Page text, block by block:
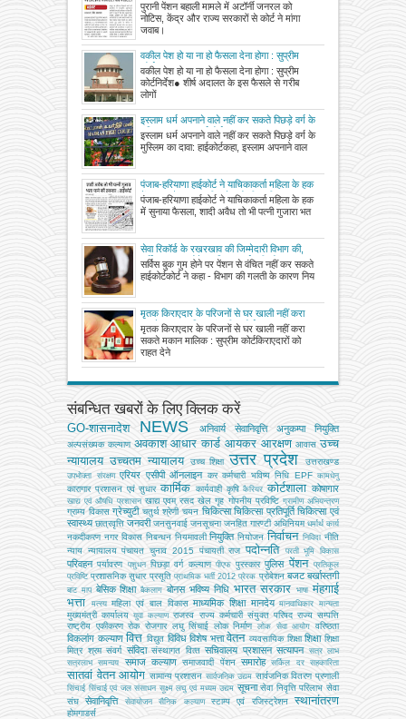
नोटिस, केंद्र और राज्य सरकारों से कोर्ट ने मांगा
जवाब
पुरानी पेंशन बहाली मामले में अटॉर्नी जनरल को
नोटिस, केंद्र और राज्य सरकारों से कोर्ट ने मांगा
जवाब।
वकील पेश हो या ना हो फैसला देना होगा : सुप्रीम
कोर्ट
वकील पेश हो या ना हो फैसला देना होगा : सुप्रीम
कोर्टनिर्देश● शीर्ष अदालत के इस फैसले से गरीब
लोगों
इस्लाम धर्म अपनाने वाले नहीं कर सकते पिछड़े वर्ग के
मुस्लिम का दावा: हाईकोर्ट
इस्लाम धर्म अपनाने वाले नहीं कर सकते पिछड़े वर्ग के
मुस्लिम का दावा: हाईकोर्टकहा, इस्लाम अपनाने वाल
पंजाब-हरियाणा हाईकोर्ट ने याचिकाकर्ता महिला के हक
में सुनाया फैसला, शादी अवैध तो भी पत्नी गुजारा भत्ता
पाने की हकदार
पंजाब-हरियाणा हाईकोर्ट ने याचिकाकर्ता महिला के हक
में सुनाया फैसला, शादी अवैध तो भी पत्नी गुजारा भत
सेवा रिकॉर्ड के रखरखाव की जिम्मेदारी विभाग की,
सर्विस बुक गुम होने पर विभाग कर्मचारी को
नियमितीकरण और पेंशन से वंचित नहीं कर सकता –
इलाहाबाद हाईकोर्ट
सर्विस बुक गुम होने पर पेंशन से वंचित नहीं कर सकते
हाईकोर्टकोर्ट ने कहा - विभाग की गलती के कारण निय
मृतक किराएदार के परिजनों से घर खाली नहीं करा
सकते मकान मालिक : सुप्रीम कोर्ट
मृतक किराएदार के परिजनों से घर खाली नहीं करा
सकते मकान मालिक : सुप्रीम कोर्टकिराएदारों को
राहत देने
संबन्धित खबरों के लिए क्लिक करें
GO-शासनादेश NEWS अनिवार्य सेवानिवृत्ति अनुकम्पा नियुक्ति
अल्‍पसंख्‍यक कल्‍याण अवकाश आधार कार्ड आयकर आरक्षण आवास उच्च
न्यायालय उच्चतम न्यायालय उच्‍च शिक्षा उत्तर प्रदेश उत्तराखण्ड
उपभोक्‍ता संरक्षण एरियर एसीपी ऑनलाइन कर कर्मचारी भविष्य निधि EPF कामधेनु
कारागार प्रशासन एवं सुधार कार्मिक कार्यवाही कृषि कैरियर कोर्टशाला कोषागार
खाद्य एवं औषधि प्रशासन खाद्य एवम् रसद खेल गृह गोपनीय प्रविष्टि ग्रामीण अभियन्‍त्रण
ग्राम्य विकास ग्रेच्युटी चतुर्थ श्रेणी चयन चिकित्सा चिकित्सा प्रतिपूर्ति चिकित्‍सा एवं
स्वास्थ्य छात्रवृत्ति जनवरी जनसुनवाई जनसूचना जनहित गारण्टी अधिनियम धर्मार्थ कार्य
नकदीकरण नगर विकास निबन्‍धन नियमावली नियुक्ति नियोजन निर्वाचन निविदा नीति
न्याय न्यायालय पंचायत चुनाव 2015 पंचायती राज पदोन्नति परती भूमि विकास
परिवहन पर्यावरण पशुधन पिछड़ा वर्ग कल्‍याण पीएफ पुरस्कार पुलिस पेंशन
प्रतिकूल
प्रविष्टि प्रशासनिक सुधार प्रसूति प्राथमिक भर्ती 2012 प्रेरक प्रोबेशन बजट बर्खास्तगी
बाट माप बेसिक शिक्षा बैकलाग बोनस भविष्य निधि भारत सरकार भाषा मंहगाई
भत्ता
मत्‍स्‍य महिला एवं बाल विकास माध्यमिक शिक्षा मानदेय मानवाधिकार मान्यता
मुख्‍यमंत्री कार्यालय युवा कल्याण राजस्व राज्य कर्मचारी संयुक्त परिषद राज्य सम्पत्ति
राष्ट्रीय एकीकरण रोक रोजगार लघु सिंचाई लोक निर्माण लोक सेवा आयोग वरिष्ठता
विकलांग कल्याण वित्त विद्युत विविध विशेष भत्ता वेतन व्‍यवसायिक शिक्षा शिक्षा शिक्षा
मित्र श्रम संवर्ग संविदा संस्‍थागत वित्‍त सचिवालय प्रशासन सत्यापन सत्र लाभ
सत्रलाभ
समन्वय समाज कल्याण समाजवादी पेंशन समारोह सर्किल दर सहकारिता
सातवां वेतन आयोग सामान्य प्रशासन सार्वजनिक उद्यम सार्वजनिक वितरण प्रणाली
सिंचाई सिंचाई एवं जल संसाधन सूक्ष्म लघु एवं मध्यम उद्यम सूचना सेवा निवृत्ति परिलाभ सेवा
संघ
सेवानिवृत्ति सेवायोजन सैनिक कल्‍याण स्टाम्प एवं रजिस्ट्रेशन स्थानांतरण
होमगाडर्स